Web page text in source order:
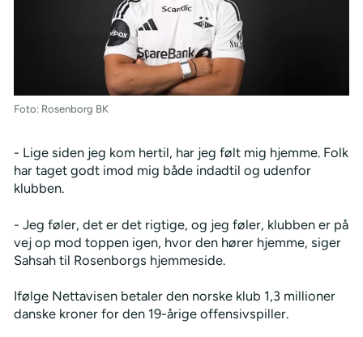
Foto: Rosenborg BK
- Lige siden jeg kom hertil, har jeg følt mig hjemme. Folk
har taget godt imod mig både indadtil og udenfor
klubben.
- Jeg føler, det er det rigtige, og jeg føler, klubben er på
vej op mod toppen igen, hvor den hører hjemme, siger
Sahsah til Rosenborgs hjemmeside.
Ifølge Nettavisen betaler den norske klub 1,3 millioner
danske kroner for den 19-årige offensivspiller.